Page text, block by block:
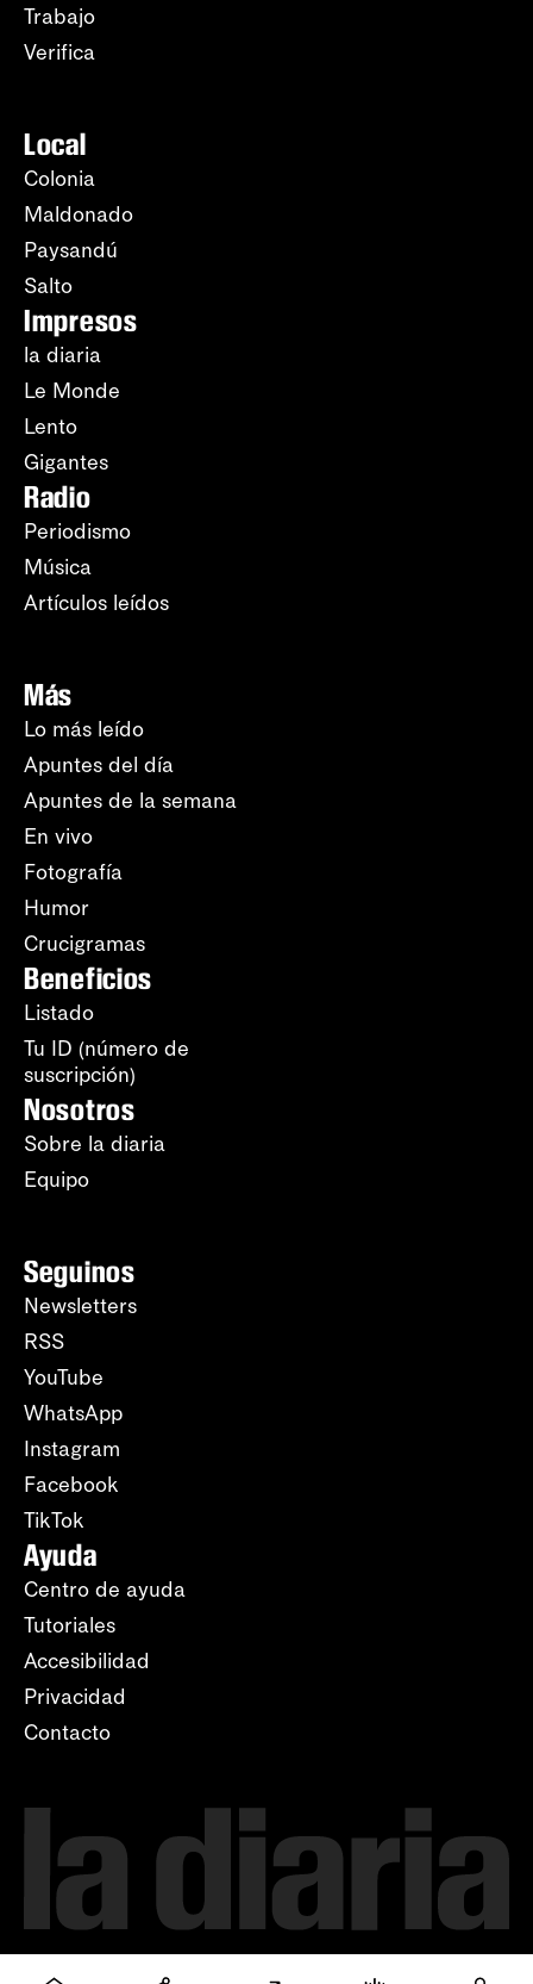
Trabajo
Verifica
Local
Colonia
Maldonado
Paysandú
Salto
Impresos
la diaria
Le Monde
Lento
Gigantes
Radio
Periodismo
Música
Artículos leídos
Más
Lo más leído
Apuntes del día
Apuntes de la semana
En vivo
Fotografía
Humor
Crucigramas
Beneficios
Listado
Tu ID (número de
suscripción)
Nosotros
Sobre la diaria
Equipo
Seguinos
Newsletters
RSS
YouTube
WhatsApp
Instagram
Facebook
TikTok
Ayuda
Centro de ayuda
Tutoriales
Accesibilidad
Privacidad
Contacto